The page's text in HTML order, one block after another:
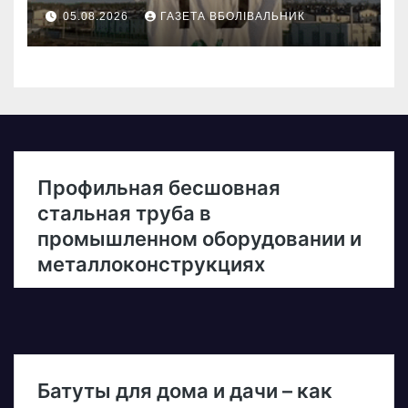
05.08.2026 ГАЗЕТА ВБОЛІВАЛЬНИК